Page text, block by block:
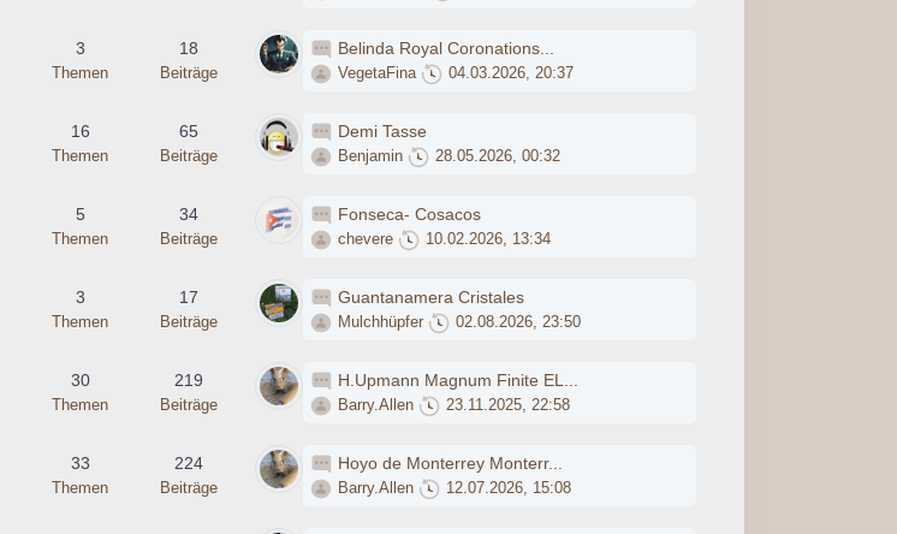
3
Themen
18
Beiträge
Belinda Royal Coronations...
VegetaFina 04.03.2026, 20:37
16
Themen
65
Beiträge
Demi Tasse
Benjamin 28.05.2026, 00:32
5
Themen
34
Beiträge
Fonseca- Cosacos
chevere 10.02.2026, 13:34
3
Themen
17
Beiträge
Guantanamera Cristales
Mulchhüpfer 02.08.2026, 23:50
30
Themen
219
Beiträge
H.Upmann Magnum Finite EL...
Barry.Allen 23.11.2025, 22:58
33
Themen
224
Beiträge
Hoyo de Monterrey Monterr...
Barry.Allen 12.07.2026, 15:08